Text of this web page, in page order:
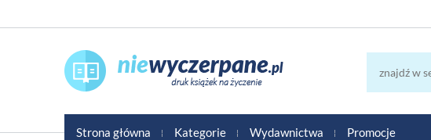
Strona główna Kategorie Wydawnictwa Promocje